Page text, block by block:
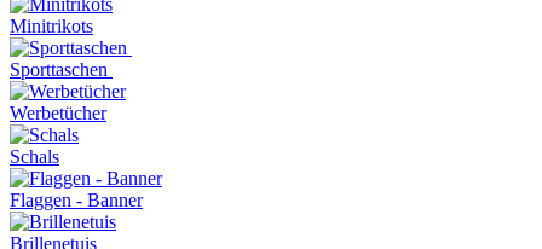
Minitrikots
Sporttaschen
Werbetücher
Schals
Flaggen - Banner
Brillenetuis